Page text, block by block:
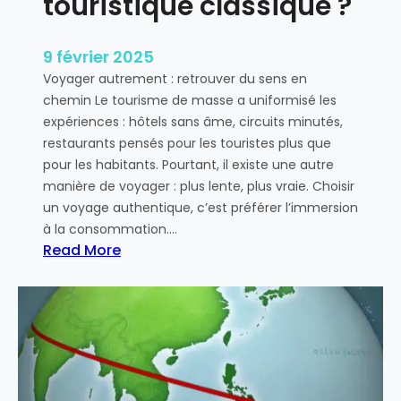
i
a
i
r
e
9 février 2025
Voyager autrement : retrouver du sens en
chemin Le tourisme de masse a uniformisé les
expériences : hôtels sans âme, circuits minutés,
restaurants pensés pour les touristes plus que
pour les habitants. Pourtant, il existe une autre
manière de voyager : plus lente, plus vraie. Choisir
un voyage authentique, c’est préférer l’immersion
à la consommation.…
Read More
P
o
u
q